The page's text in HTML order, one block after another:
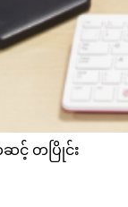
ဆင့် တပြိုင်း